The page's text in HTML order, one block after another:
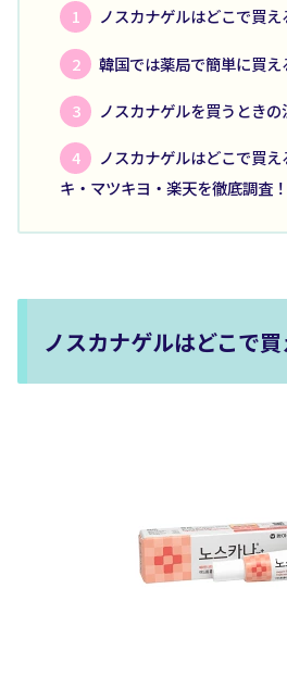
ノスカナゲルはどこで買え
韓国では薬局で簡単に買え
ノスカナゲルを買うときの
ノスカナゲルはどこで買
キ・マツキヨ・楽天を徹底調査
ノスカナゲルはどこで買